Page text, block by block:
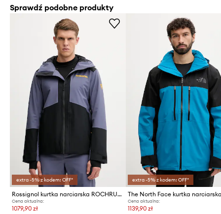
Sprawdź podobne produkty
extra -5% z kodem: OFF*
Rossignol kurtka narciarska ROCHRUN
Cena aktualna:
1079,90 zł
extra -5% z kodem: OFF*
Cena aktualna:
1139,90 zł